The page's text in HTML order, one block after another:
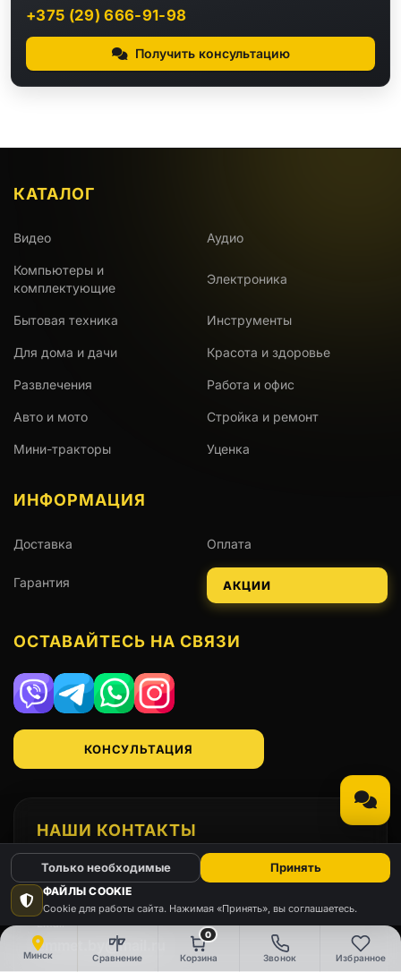
Минск Сравнение
0
Корзина Звонок Избранное
+375 (29) 666-91-98
Получить консультацию
КАТАЛОГ
Видео Аудио
Компьютеры и
комплектующие
Электроника
Бытовая техника Инструменты
Для дома и дачи Красота и здоровье
Развлечения Работа и офис
Авто и мото Стройка и ремонт
Мини-тракторы Уценка
ИНФОРМАЦИЯ
Доставка Оплата
Гарантия АКЦИИ
ОСТАВАЙТЕСЬ НА СВЯЗИ
Viber TelegramWhatsAppInstagram
КОНСУЛЬТАЦИЯ
НАШИ КОНТАКТЫ
Телефон
+375(29)666-91-98
Email
emmet.by@mail.ru
ФАЙЛЫ COOKIE
Cookie для работы сайта. Нажимая «Принять», вы соглашаетесь.
Только необходимые Принять